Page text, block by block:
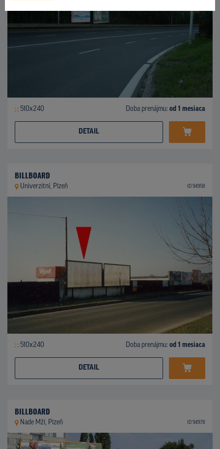
510x240 Doba prenájmu: od 1 mesiaca
DETAIL
BILLBOARD
Univerzitní, Plzeň ID 94958
510x240 Doba prenájmu: od 1 mesiaca
DETAIL
BILLBOARD
Nade Mží, Plzeň ID 94978